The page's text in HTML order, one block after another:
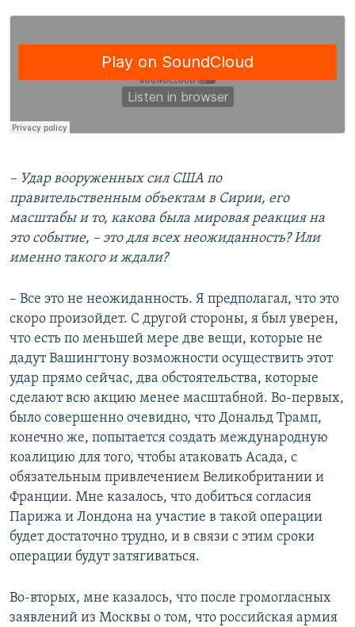
– Удар вооруженных сил США по
правительственным объектам в Сирии, его
масштабы и то, какова была мировая реакция на
это событие, – это для всех неожиданность? Или
именно такого и ждали?
– Все это не неожиданность. Я предполагал, что это
скоро произойдет. С другой стороны, я был уверен,
что есть по меньшей мере две вещи, которые не
дадут Вашингтону возможности осуществить этот
удар прямо сейчас, два обстоятельства, которые
сделают всю акцию менее масштабной. Во-первых,
было совершенно очевидно, что Дональд Трамп,
конечно же, попытается создать международную
коалицию для того, чтобы атаковать Асада, с
обязательным привлечением Великобритании и
Франции. Мне казалось, что добиться согласия
Парижа и Лондона на участие в такой операции
будет достаточно трудно, и в связи с этим сроки
операции будут затягиваться.
Во-вторых, мне казалось, что после громогласных
заявлений из Москвы о том, что российская армия